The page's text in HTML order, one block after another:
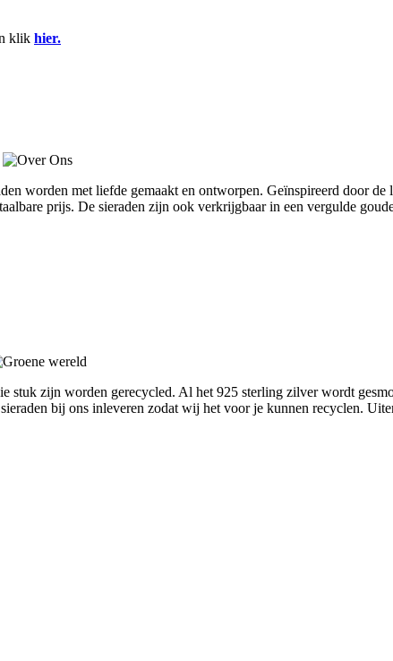
klik hier.
worden met liefde gemaakt en ontworpen. Geïnspireerd door de
prijs. De sieraden zijn ook verkrijgbaar in een vergulde
zijn worden gerecycled. Al het 925 sterling zilver wordt
bij ons inleveren zodat wij het voor je kunnen recyclen.